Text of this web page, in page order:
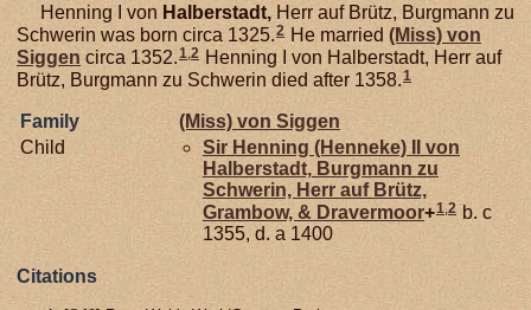
Henning I von Halberstadt, Herr auf Brütz, Burgmann zu
Schwerin was born circa 1325.2 He married (Miss) von
Siggen circa 1352. 1 2 Henning I von Halberstadt, Herr auf
Brütz, Burgmann zu Schwerin died after 1358. 1
Family (Miss) von Siggen
Child
Sir Henning (Henneke) II von
Halberstadt, Burgmann zu
Schwerin, Herr auf Brütz,
Grambow, & Dravermoor+1,2 b. c
1355, d. a 1400
Citations